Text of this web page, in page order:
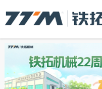
关于我们
公司介绍
公司理念
新闻中心
公司新闻
行业动态
产品介绍
沥青混合料搅拌设备
沥青厂拌热再生设备
沥青混合料搅拌设备
LBE系列
GLBE系列
沥青厂拌热再生设备
TS系列（一体式）
RLBC系列
连续式沥青混合料搅拌设备
连续式沥青混合料搅拌设备
VS系列骨料整形制砂设备
VS-1545整形设备
VS-150制砂设备
RAP破碎筛分设备
RAP辊式破碎筛分设备
销售服务
服务介绍
销售网络
客户支持
在线留言
网上订购
人力资源
职位招聘
简历投递
展会活动
精彩资讯